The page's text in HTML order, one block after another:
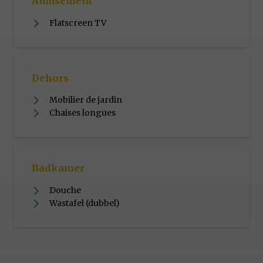
Flatscreen TV
Dehors
Mobilier de jardin
Chaises longues
Badkamer
Douche
Wastafel (dubbel)